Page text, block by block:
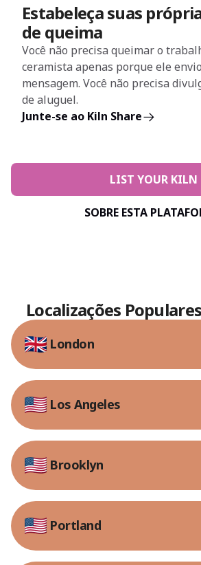
Estabeleça suas
de queima
Você não precisa queimar o
ceramista apenas porque ele
mensagem. Você não precisa
de aluguel.
Junte-se ao Kiln Share
LIST YOUR KILN
SOBRE ESTA
Localizações
London
Los Angeles
Brooklyn
Portland